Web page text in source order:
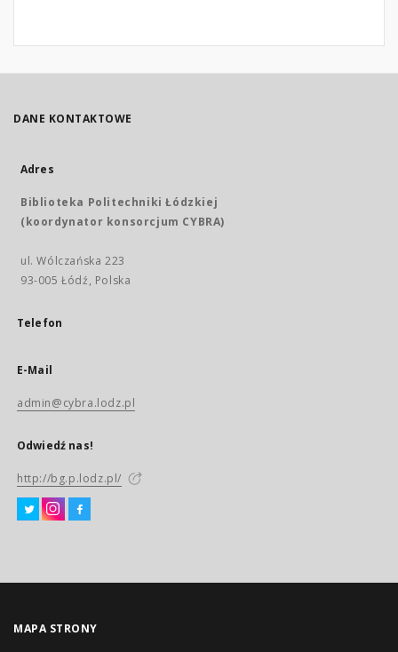
DANE KONTAKTOWE
Adres
Biblioteka Politechniki Łódzkiej
(koordynator konsorcjum CYBRA)
ul. Wólczańska 223
93-005 Łódź, Polska
Telefon
E-Mail
admin@cybra.lodz.pl
Odwiedź nas!
http://bg.p.lodz.pl/
MAPA STRONY